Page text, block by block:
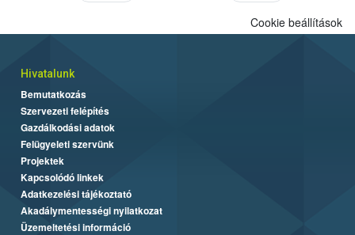
Cookie beállítások
Hivatalunk
Bemutatkozás
Szervezeti felépítés
Gazdálkodási adatok
Felügyeleti szervünk
Projektek
Kapcsolódó linkek
Adatkezelési tájékoztató
Akadálymentességi nyilatkozat
Üzemeltetési információ